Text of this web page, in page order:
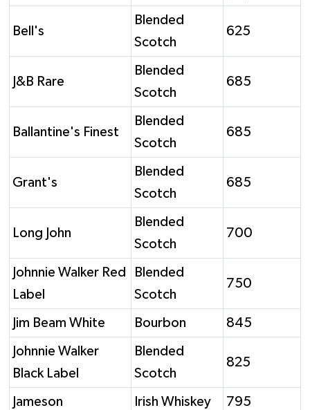
Bell's
Blended
Scotch
625
J&B Rare
Blended
Scotch
685
Ballantine's Finest
Blended
Scotch
685
Grant's
Blended
Scotch
685
Long John
Blended
Scotch
700
Johnnie Walker Red
Label
Blended
Scotch
750
Jim Beam White Bourbon 845
Johnnie Walker
Black Label
Blended
Scotch
825
Jameson Irish Whiskey 795